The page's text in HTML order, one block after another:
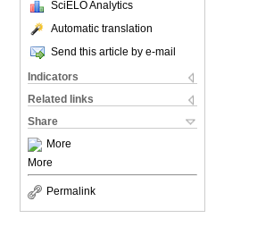
SciELO Analytics
Automatic translation
Send this article by e-mail
Indicators
Related links
Share
More
More
Permalink